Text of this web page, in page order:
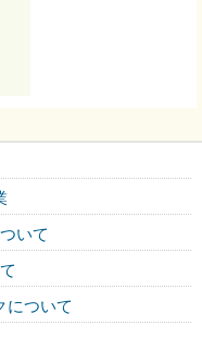
いて
について